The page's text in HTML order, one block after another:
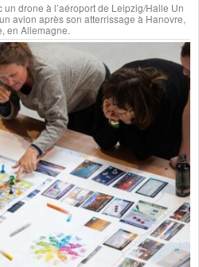
un drone à l’aéroport de Leipzig/Halle Un
avion après son atterrissage à Hanovre,
en Allemagne.